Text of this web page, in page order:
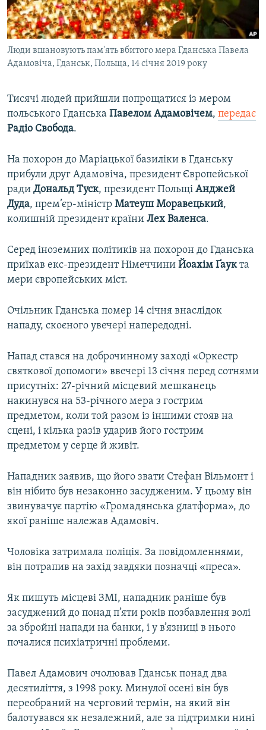
ВІДЕОУРОКИ «ELIFBE»
СВІДЧЕННЯ ОКУПАЦІЇ
УКРАЇНСЬКА ПРОБЛЕМА КРИМУ
Русский
Qırımtatar
Усі сайти RFE/RL
Люди вшановують пам'ять вбитого мера Гданська Павела
Адамовіча, Гданськ, Польща, 14 січня 2019 року
Тисячі людей прийшли попрощатися із мером
польського Гданська Павелом Адамовічем, передає
Радіо Свобода.
На похорон до Маріацької базиліки в Гданську
прибули друг Адамовіча, президент Європейської
ради Дональд Туск, президент Польщі Анджей
Дуда, прем’єр-міністр Матеуш Моравецький,
колишній президент країни Лех Валенса.
Серед іноземних політиків на похорон до Гданська
приїхав екс-президент Німеччини Йоахім Ґаукта
мери європейських міст.
Очільник Гданська помер 14 січня внаслідок
нападу, скоєного увечері напередодні.
Напад стався на доброчинному заході «Оркестр
святкової допомоги» ввечері 13 січня перед сотнями
присутніх: 27-річний місцевий мешканець
накинувся на 53-річного мера з гострим
предметом, коли той разом із іншими стояв на
сцені, і кілька разів ударив його гострим
предметом у серце й живіт.
Нападник заявив, що його звати Стефан Вільмонт і
він нібито був незаконно засудженим. У цьому він
звинувачує партію «Громадянська gлатформа», до
якої раніше належав Адамовіч.
Чоловіка затримала поліція. За повідомленнями,
він потрапив на захід завдяки позначці «преса».
Як пишуть місцеві ЗМІ, нападник раніше був
засуджений до понад п’яти років позбавлення волі
за збройні напади на банки, і у в’язниці в нього
почалися психіатричні проблеми.
Павел Адамович очолював Гданськ понад два
десятиліття, з 1998 року. Минулої осені він був
переобраний на черговий термін, на який він
балотувався як незалежний, але за підтримки нині